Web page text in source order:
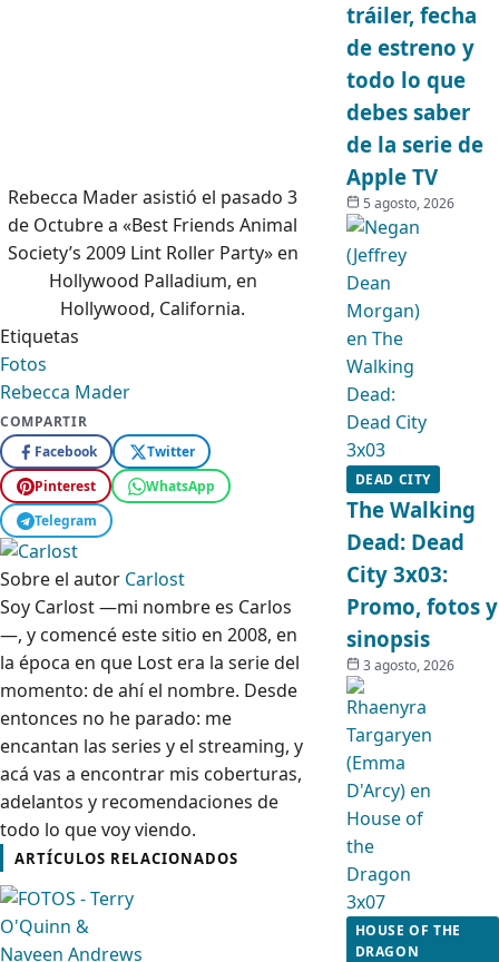
Rebecca Mader asistió el pasado 3
de Octubre a «Best Friends Animal
Society’s 2009 Lint Roller Party» en
Hollywood Palladium, en
Hollywood, California.
Etiquetas
Fotos
Rebecca Mader
COMPARTIR
Facebook
Twitter
Pinterest
WhatsApp
Telegram
Sobre el autor Carlost
Soy Carlost —mi nombre es Carlos
—, y comencé este sitio en 2008, en
la época en que Lost era la serie del
momento: de ahí el nombre. Desde
entonces no he parado: me
encantan las series y el streaming, y
acá vas a encontrar mis coberturas,
adelantos y recomendaciones de
todo lo que voy viendo.
ARTÍCULOS RELACIONADOS
tráiler, fecha
de estreno y
todo lo que
debes saber
de la serie de
Apple TV
5 agosto, 2026
DEAD CITY
The Walking
Dead: Dead
City 3x03:
Promo, fotos y
sinopsis
3 agosto, 2026
HOUSE OF THE
DRAGON